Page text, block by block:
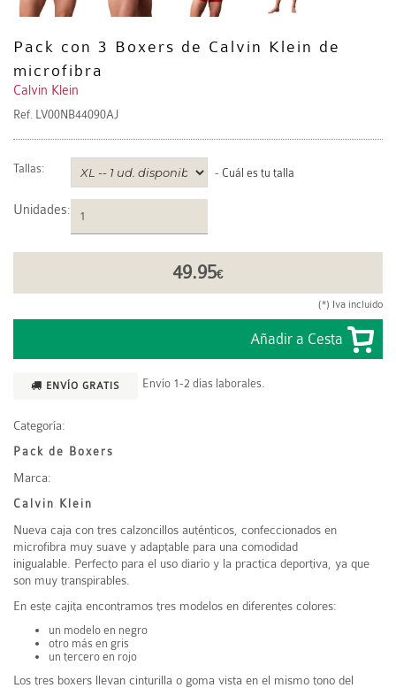
Pack con 3 Boxers de Calvin Klein de
microfibra
Calvin Klein
Ref. LV00NB44090AJ
Tallas: - Cuál es tu talla
Unidades:
49.95€
(*) Iva incluido
ENVÍO GRATIS Envío 1-2 días laborales.
Categoría:
Pack de Boxers
Marca:
Calvin Klein
Nueva caja con tres calzoncillos auténticos, confeccionados en
microfibra muy suave y adaptable para una comodidad
inigualable. Perfecto para el uso diario y la practica deportiva, ya que
son muy transpirables.
En este cajita encontramos tres modelos en diferentes colores:
un modelo en negro
otro más en gris
un tercero en rojo
Los tres boxers llevan cinturilla o goma vista en el mismo tono del